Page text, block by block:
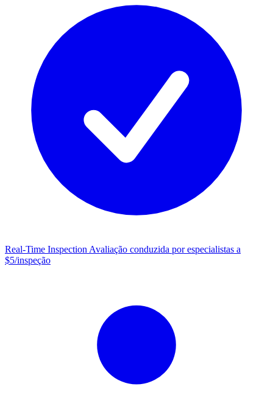
Real-Time Inspection Avaliação conduzida por especialistas a
$5/inspeção